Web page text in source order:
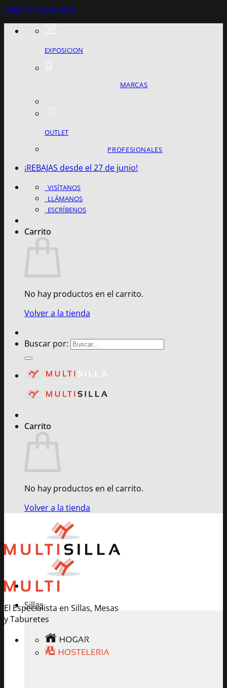
Saltar al contenido
EXPOSICION
MARCAS
OUTLET
PROFESIONALES
¡REBAJAS desde el 27 de junio!
VISÍTANOS
LLÁMANOS
ESCRÍBENOS
Carrito
No hay productos en el carrito.
Volver a la tienda
Buscar por:
Carrito
No hay productos en el carrito.
Volver a la tienda
El Especialista en Sillas, Mesas
y Taburetes
Sillas